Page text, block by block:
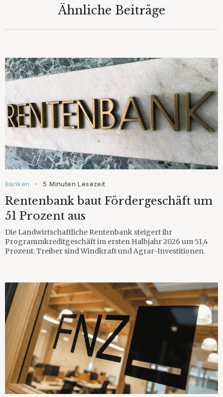
Ähnliche Beiträge
Banken • 5 Minuten Lesezeit
Rentenbank baut Fördergeschäft um
51 Prozent aus
Die Landwirtschaftliche Rentenbank steigert ihr
Programmkreditgeschäft im ersten Halbjahr 2026 um 51,4
Prozent. Treiber sind Windkraft und Agrar-Investitionen.